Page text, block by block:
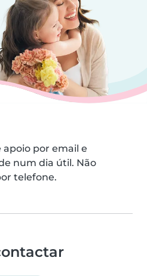
apoio por email e
num dia útil. Não
telefone.